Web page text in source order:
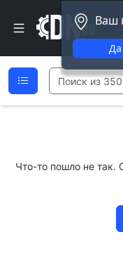
Ваш
Да
Что-то пошло не так.